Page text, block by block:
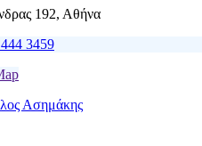
192, Αθήνα
3459